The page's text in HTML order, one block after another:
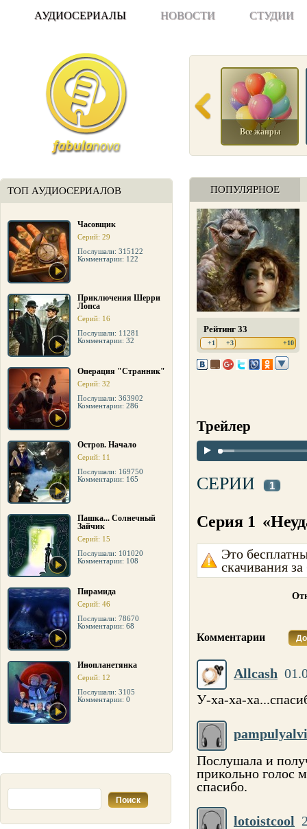
АУДИОСЕРИАЛЫ НОВОСТИ СТУДИИ
ТОП АУДИОСЕРИАЛОВ
Часовщик
Серий: 29
Послушали: 315122
Комментарии: 122
Приключения Шерри
Лопса
Серий: 16
Послушали: 11281
Комментарии: 32
Операция "Странник"
Серий: 32
Послушали: 363902
Комментарии: 286
Остров. Начало
Серий: 11
Послушали: 169750
Комментарии: 165
Пашка... Солнечный
Зайчик
Серий: 15
Послушали: 101020
Комментарии: 108
Пирамида
Серий: 46
Послушали: 78670
Комментарии: 68
Инопланетянка
Серий: 12
Послушали: 3105
Комментарии: 0
Все жанры
ПОПУЛЯРНОЕ
Рейтинг 33
+1 +3 +10
Трейлер
СЕРИИ 1
Серия 1
Это
скачивания
Комментарии
Allcash
У-ха-ха-
Послушала и
прикольно голос
спасибо.
lotoistcool